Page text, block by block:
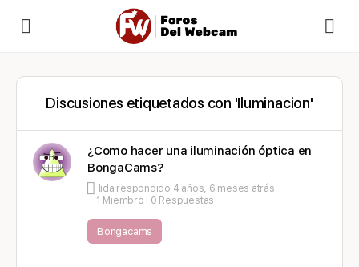
Discusiones etiquetados con 'Iluminacion'
¿Como hacer una iluminación óptica en
BongaCams?
lida respondido 4 años, 6 meses atrás
1 Miembro · 0 Respuestas
Bongacams